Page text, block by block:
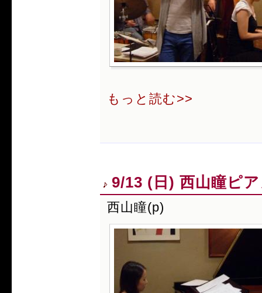
もっと読む>>
9/13 (日) 西山瞳ピ
西山瞳(p)